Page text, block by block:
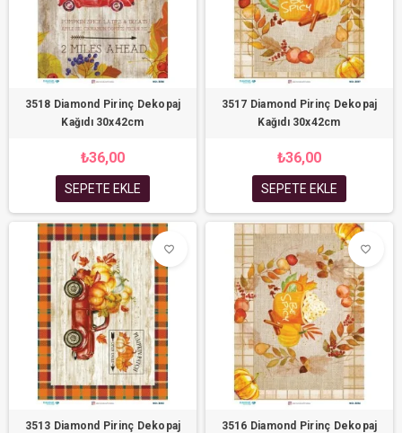
3518 Diamond Pirinç Dekopaj
Kağıdı 30x42cm
₺36,00
SEPETE EKLE
3517 Diamond Pirinç Dekopaj
Kağıdı 30x42cm
₺36,00
SEPETE EKLE
favorite_border
3513 Diamond Pirinç Dekopaj
favorite_border
3516 Diamond Pirinç Dekopaj